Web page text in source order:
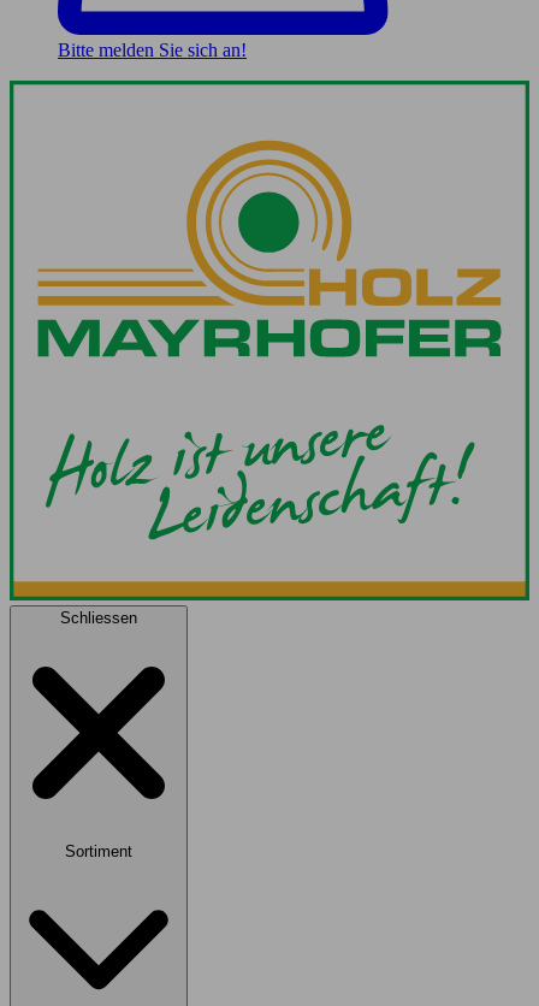
Bitte melden Sie sich an!
Schliessen
Sortiment